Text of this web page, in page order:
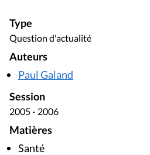
Type
Question d'actualité
Auteurs
Paul Galand
Session
2005 - 2006
Matières
Santé